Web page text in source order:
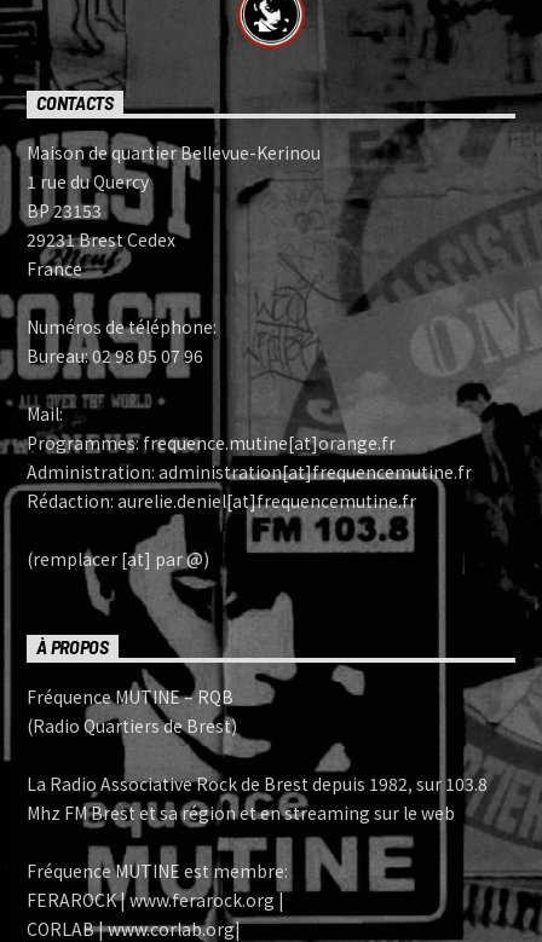
CONTACTS
Maison de quartier Bellevue-Kerinou
1 rue du Quercy
BP 23153
29231 Brest Cedex
France
Numéros de téléphone:
Bureau: 02 98 05 07 96
Mail:
Programmes: frequence.mutine[at]orange.fr
Administration: administration[at]frequencemutine.fr
Rédaction: aurelie.deniel[at]frequencemutine.fr
(remplacer [at] par @)
À PROPOS
Fréquence MUTINE – RQB
(Radio Quartiers de Brest)
La Radio Associative Rock de Brest depuis 1982, sur 103.8
Mhz FM Brest et sa région et en streaming sur le web
Fréquence MUTINE est membre:
FERAROCK | www.ferarock.org |
CORLAB | www.corlab.org|